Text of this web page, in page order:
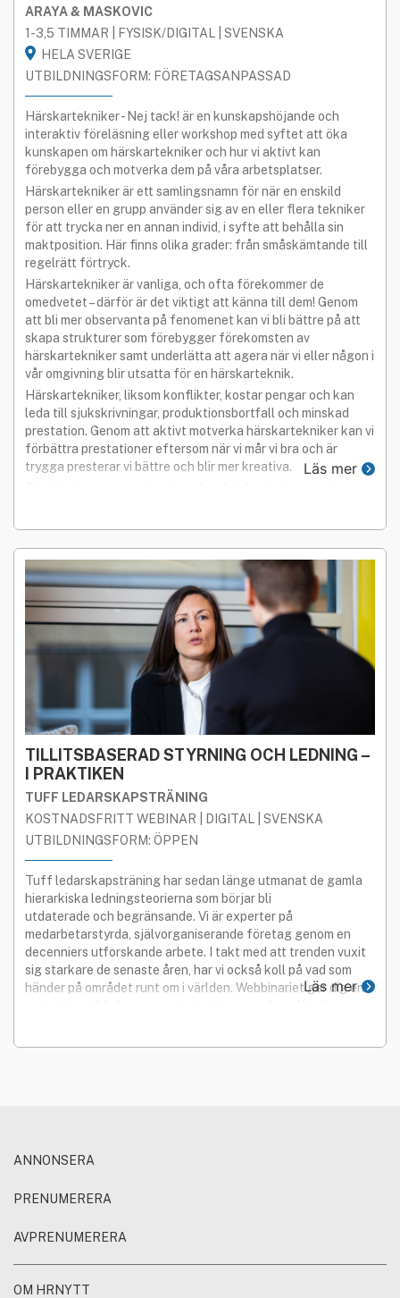
ARAYA & MASKOVIC
1-3,5 TIMMAR | FYSISK/DIGITAL | SVENSKA
HELA SVERIGE
UTBILDNINGSFORM: FÖRETAGSANPASSAD
Härskartekniker - Nej tack! är en kunskapshöjande och
interaktiv föreläsning eller workshop med syftet att öka
kunskapen om härskartekniker och hur vi aktivt kan
förebygga och motverka dem på våra arbetsplatser.
Härskartekniker är ett samlingsnamn för när en enskild
person eller en grupp använder sig av en eller flera tekniker
för att trycka ner en annan individ, i syfte att behålla sin
maktposition. Här finns olika grader: från småskämtande till
regelrätt förtryck.
Härskartekniker är vanliga, och ofta förekommer de
omedvetet – därför är det viktigt att känna till dem! Genom
att bli mer observanta på fenomenet kan vi bli bättre på att
skapa strukturer som förebygger förekomsten av
härskartekniker samt underlätta att agera när vi eller någon i
vår omgivning blir utsatta för en härskarteknik.
Härskartekniker, liksom konflikter, kostar pengar och kan
leda till sjukskrivningar, produktionsbortfall och minskad
prestation. Genom att aktivt motverka härskartekniker kan vi
förbättra prestationer eftersom när vi mår vi bra och är
trygga presterar vi bättre och blir mer kreativa.
Läs mer
TILLITSBASERAD STYRNING OCH LEDNING –
I PRAKTIKEN
TUFF LEDARSKAPSTRÄNING
KOSTNADSFRITT WEBINAR | DIGITAL | SVENSKA
UTBILDNINGSFORM: ÖPPEN
Tuff ledarskapsträning har sedan länge utmanat de gamla
hierarkiska ledningsteorierna som börjar bli
utdaterade och begränsande. Vi är experter på
medarbetarstyrda, självorganiserande företag genom en
decenniers utforskande arbete. I takt med att trenden vuxit
sig starkare de senaste åren, har vi också koll på vad som
händer på området runt om i världen. Webbinariet ger dig en
Läs mer
ANNONSERA
PRENUMERERA
AVPRENUMERERA
OM HRNYTT